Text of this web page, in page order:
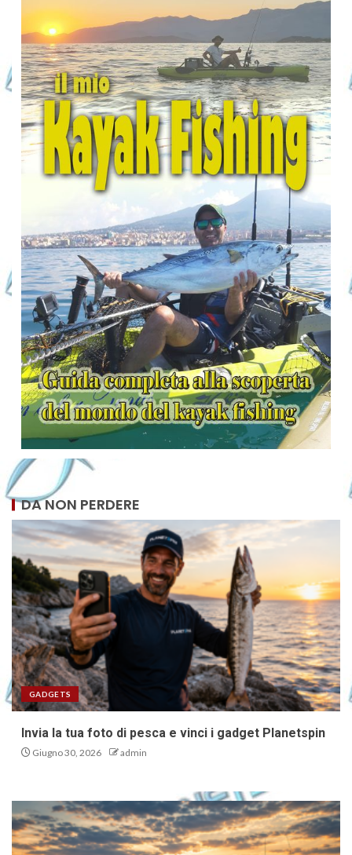
DA NON PERDERE
GADGETS
Invia la tua foto di pesca e vinci i gadget Planetspin
Giugno 30, 2026 admin